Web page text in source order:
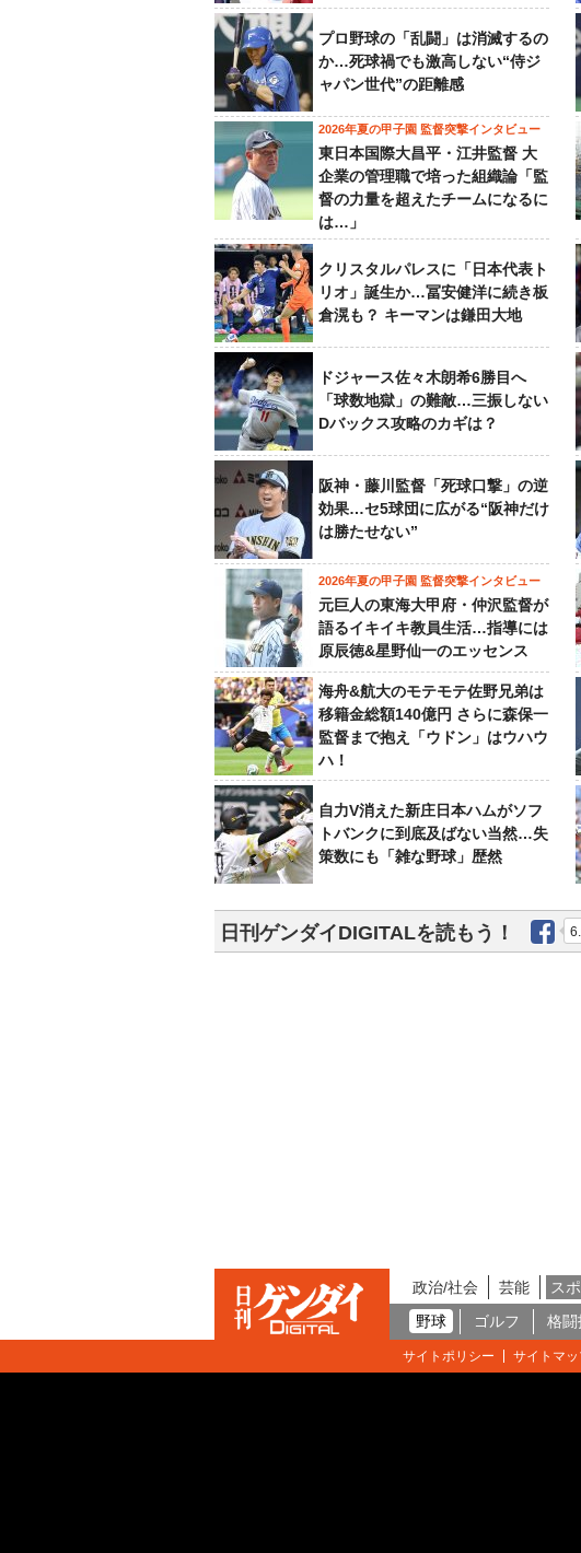
プロ野球の「乱闘」は消滅するの
か…死球禍でも激高しない“侍ジ
ャパン世代”の距離感
2026年夏の甲子園 監督突撃インタビュー
東日本国際大昌平・江井監督 大
企業の管理職で培った組織論「監
督の力量を超えたチームになるに
は…」
クリスタルパレスに「日本代表ト
リオ」誕生か…冨安健洋に続き板
倉滉も？ キーマンは鎌田大地
ドジャース佐々木朗希6勝目へ
「球数地獄」の難敵…三振しない
Dバックス攻略のカギは？
阪神・藤川監督「死球口撃」の逆
効果…セ5球団に広がる“阪神だけ
は勝たせない”
2026年夏の甲子園 監督突撃インタビュー
元巨人の東海大甲府・仲沢監督が
語るイキイキ教員生活…指導には
原辰徳&星野仙一のエッセンス
海舟&航大のモテモテ佐野兄弟は
移籍金総額140億円 さらに森保一
監督まで抱え「ウドン」はウハウ
ハ！
自力V消えた新庄日本ハムがソフ
トバンクに到底及ばない当然…失
策数にも「雑な野球」歴然
日刊ゲンダイDIGITALを読もう！
政治/社会 芸能 ス
野球
ゴルフ 格闘
サイトポリシー サイトマ